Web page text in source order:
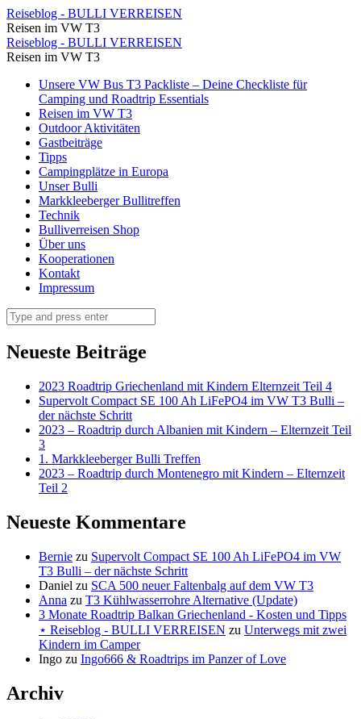
Reiseblog
Roadtrip
Griechenland
(1)
Reiseblog
BULLI
VERREISEN
Reiseblog - BULLI VERREISEN
Reisen im VW T3
Reiseblog
Roadtrip
Griechenland
(1)
Reiseblog
BULLI
VERREISEN
Reiseblog - BULLI VERREISEN
Reisen im VW T3
Skip
content
Unsere VW Bus T3 Packliste – Deine Checkliste für
Camping und Roadtrip Essentials
Reisen im VW T3
Outdoor Aktivitäten
Gastbeiträge
Tipps
Campingplätze in Europa
Unser Bulli
Markkleeberger Bullitreffen
Technik
Bulliverreisen Shop
Über uns
Kooperationen
Kontakt
Impressum
Search
Neueste Beiträge
2023 Roadtrip Griechenland mit Kindern Elternzeit Teil 4
Supervolt Compact SE 100 Ah LiFePO4 im VW T3 Bulli –
der nächste Schritt
2023 – Roadtrip durch Albanien mit Kindern – Elternzeit Teil
3
1. Markkleeberger Bulli Treffen
2023 – Roadtrip durch Montenegro mit Kindern – Elternzeit
Teil 2
Neueste Kommentare
Bernie zu Supervolt Compact SE 100 Ah LiFePO4 im VW
T3 Bulli – der nächste Schritt
Daniel zu SCA 500 neuer Faltenbalg auf dem VW T3
Anna zu T3 Kühlwasserrohre Alternative (Update)
3 Monate Roadtrip Balkan Griechenland - Kosten und Tipps
⋆ Reiseblog - BULLI VERREISEN zu Unterwegs mit zwei
Kindern im Camper
Ingo zu Ingo666 & Roadtrips im Panzer of Love
Archiv